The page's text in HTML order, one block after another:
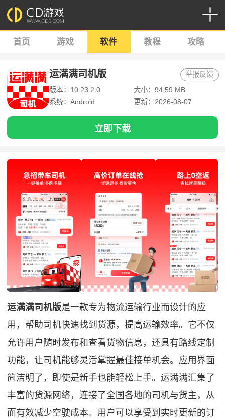
首页 游戏 软件 教程 攻略
运满满司机版
版本：10.23.2.0
大小：94.59 MB
系统：Android
更新：2026-08-07
举报反馈
立即下载
运满满司机版是一款专为物流运输行业而设计的应
用，帮助司机快速找到货源，提高运输效率。它不仅
允许用户随时发布和查看货物信息，还具有路线定制
功能，让司机能够灵活掌握最佳接单机会。应用界面
简洁明了，即使是新手也能轻松上手。运满满汇集了
丰富的货源网络，连接了全国各地的司机与货主，从
而有效减少空驶成本。用户可以享受到实时更新的订